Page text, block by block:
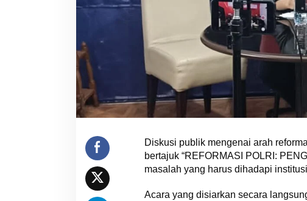
​Diskusi publik mengenai arah
bertajuk “REFORMASI POLRI:
masalah yang harus dihadapi
​Acara yang disiarkan secara